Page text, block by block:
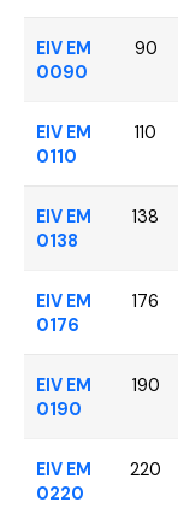
EIV EM
0090
90
EIV EM
0110
110
EIV EM
0138
138
EIV EM
0176
176
EIV EM
0190
190
EIV EM
0220
220